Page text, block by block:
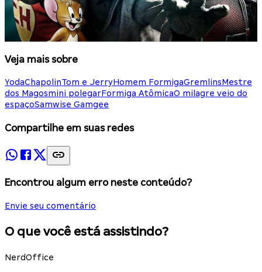
Veja mais sobre
YodaChapolinTom e JerryHomem FormigaGremlinsMestre
dos Magosmini polegarFormiga AtômicaO milagre veio do
espaçoSamwise Gamgee
Compartilhe em suas redes
Encontrou algum erro neste conteúdo?
Envie seu comentário
O que você está assistindo?
NerdOffice